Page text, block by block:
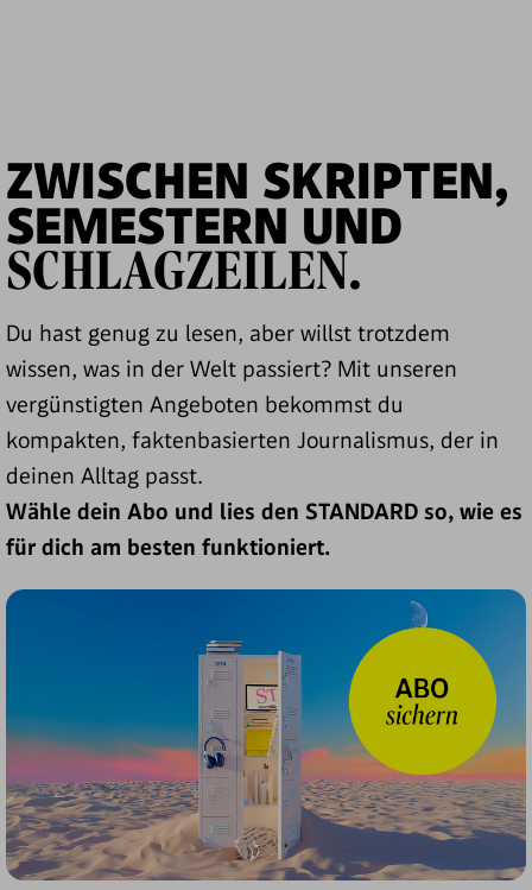
ZWISCHEN SKRIPTEN,
SEMESTERN UND
SCHLAGZEILEN.
Du hast genug zu lesen, aber willst trotzdem
wissen, was in der Welt passiert? Mit unseren
vergünstigten Angeboten bekommst du
kompakten, faktenbasierten Journalismus, der in
deinen Alltag passt.
Wähle dein Abo und lies den STANDARD so, wie es
für dich am besten funktioniert.